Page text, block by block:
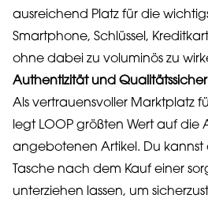
ausreichend Platz für die
Smartphone, Schlüssel,
ohne dabei zu voluminös zu
Authentizität und
Als vertrauensvoller Marktplatz
legt LOOP größten Wert auf die
angebotenen Artikel. Du kannst
Tasche nach dem Kauf einer
unterziehen lassen, um